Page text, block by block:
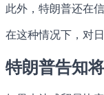
此外，特朗普还在
在这种情况下，对
特朗普告知